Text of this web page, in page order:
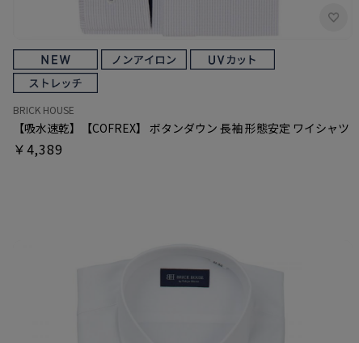
BRICK HOUSE
【吸水速乾】【COFREX】 ボタンダウン 長袖 形態安定 ワイシャツ
￥4,389